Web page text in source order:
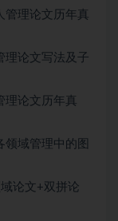
管理论文历年真
理论文写法及子
理论文历年真
域管理中的图
论文+双拼论